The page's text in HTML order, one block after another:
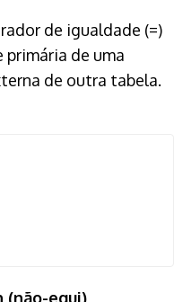
de igualdade (=)
primária de uma
de outra tabela.
(não-equi)